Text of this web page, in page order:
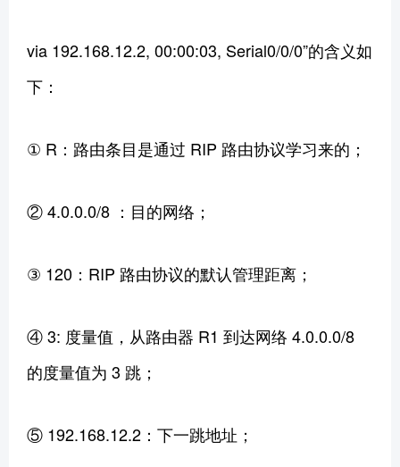
via 192.168.12.2, 00:00:03, Serial0/0/0”的含义如
下：
① R：路由条目是通过 RIP 路由协议学习来的；
② 4.0.0.0/8 ：目的网络；
③ 120：RIP 路由协议的默认管理距离；
④ 3: 度量值，从路由器 R1 到达网络 4.0.0.0/8
的度量值为 3 跳；
⑤ 192.168.12.2：下一跳地址；